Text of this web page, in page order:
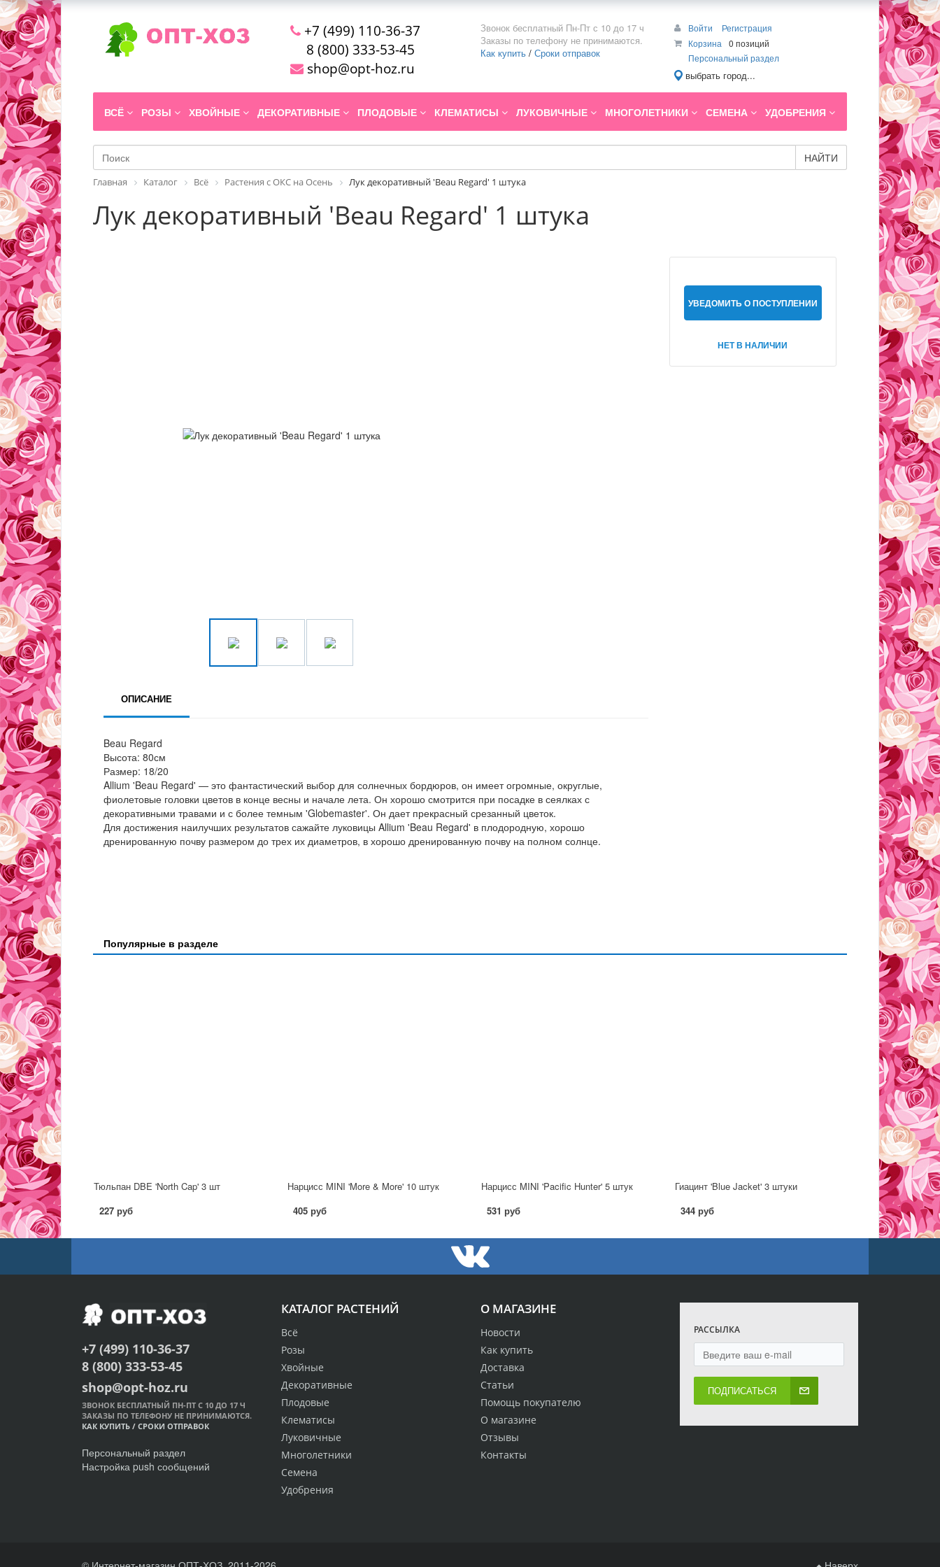
+7 (499) 110-36-37
8 (800) 333-53-45
shop@opt-hoz.ru
Звонок бесплатный Пн-Пт с 10 до 17 ч
Заказы по телефону не принимаются.
Как купить / Сроки отправок
Войти
Регистрация
Корзина
0 позиций
Персональный раздел
выбрать город...
ВСЁ РОЗЫ ХВОЙНЫЕ ДЕКОРАТИВНЫЕ ПЛОДОВЫЕ КЛЕМАТИСЫ ЛУКОВИЧНЫЕ МНОГОЛЕТНИКИ СЕМЕНА УДОБРЕНИЯ
НАЙТИ
Главная Каталог Всё Растения с ОКС на Осень Лук декоративный 'Beau Regard' 1 штука
Лук декоративный 'Beau Regard' 1 штука
УВЕДОМИТЬ О ПОСТУПЛЕНИИ
НЕТ В НАЛИЧИИ
ОПИСАНИЕ
Beau Regard
Высота: 80см
Размер: 18/20
Allium 'Beau Regard' — это фантастический выбор для солнечных бордюров, он имеет огромные, округлые,
фиолетовые головки цветов в конце весны и начале лета. Он хорошо смотрится при посадке в сеялках с
декоративными травами и с более темным 'Globemaster'. Он дает прекрасный срезанный цветок.
Для достижения наилучших результатов сажайте луковицы Allium 'Beau Regard' в плодородную, хорошо
дренированную почву размером до трех их диаметров, в хорошо дренированную почву на полном солнце.
Популярные в разделе
Тюльпан DBE 'North Cap' 3 шт
227 руб
Нарцисс MINI 'More & More' 10 штук
405 руб
Нарцисс MINI 'Pacific Hunter' 5 штук
531 руб
Гиацинт 'Blue Jacket' 3 штуки
344 руб
О МАГАЗИНЕ
Новости
Как купить
Доставка
Статьи
Помощь покупателю
О магазине
Отзывы
Контакты
КАТАЛОГ РАСТЕНИЙ
Всё
Розы
Хвойные
Декоративные
Плодовые
Клематисы
Луковичные
Многолетники
Семена
Удобрения
РАССЫЛКА
ПОДПИСАТЬСЯ
+7 (499) 110-36-37
8 (800) 333-53-45
shop@opt-hoz.ru
ЗВОНОК БЕСПЛАТНЫЙ ПН-ПТ С 10 ДО 17 Ч
ЗАКАЗЫ ПО ТЕЛЕФОНУ НЕ ПРИНИМАЮТСЯ.
КАК КУПИТЬ / СРОКИ ОТПРАВОК
Персональный раздел
Настройка push сообщений